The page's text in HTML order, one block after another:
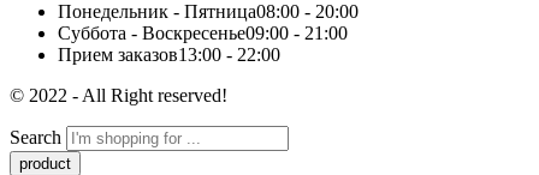
Понедельник - Пятница08:00 - 20:00
Суббота - Воскресенье09:00 - 21:00
Прием заказов13:00 - 22:00
© 2022 - All Right reserved!
Search